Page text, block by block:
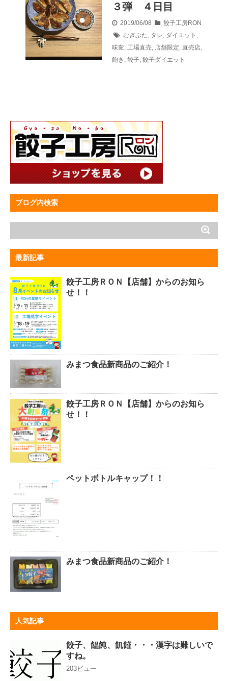
３弾 ４日目
2019/06/08
餃子工房RON
むぎぶた タレ ダイエット
味変 工場直売 店舗限定 直売店
飽き 餃子 餃子ダイエット
ブログ内検索
最新記事
餃子工房ＲＯＮ【店舗】からのお知ら
せ！！
みまつ食品新商品のご紹介！
餃子工房ＲＯＮ【店舗】からのお知ら
せ！！
ペットボトルキャップ！！
みまつ食品新商品のご紹介！
人気記事
餃子、饂飩、飢饉・・・漢字は難しいで
すね。
203ビュー